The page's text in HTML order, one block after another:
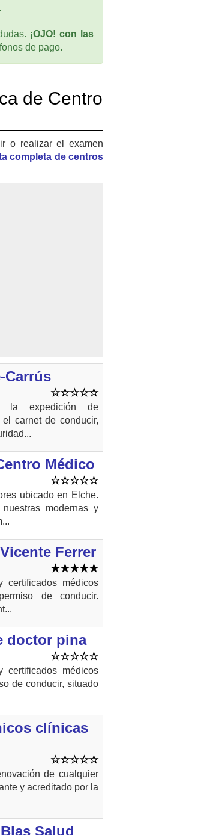
.
¡OJO! con las
de pago.
de Centro
o realizar el examen
completa de centros
Carrús
la expedición de
carnet de conducir,
Médico
ubicado en Elche.
modernas y
Ferrer
certificados médicos
de conducir.
doctor pina
certificados médicos
de conducir, situado
clínicas
de cualquier
y acreditado por la
Salud